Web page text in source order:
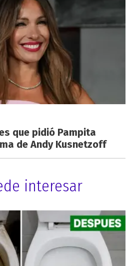
que pidió Pampita
de Andy Kusnetzoff
interesar